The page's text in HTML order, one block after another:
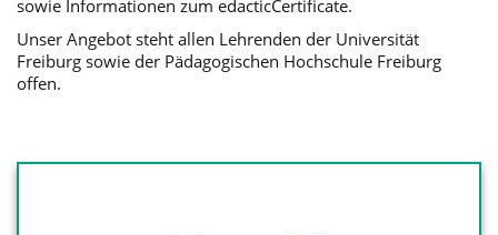
sowie Informationen zum edacticCertificate.
Unser Angebot steht allen Lehrenden der Universität
Freiburg sowie der Pädagogischen Hochschule Freiburg
offen.